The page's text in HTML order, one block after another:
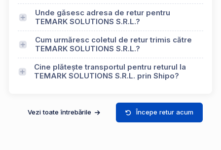
Unde găsesc adresa de retur pentru
TEMARK SOLUTIONS S.R.L.?
Cum urmăresc coletul de retur trimis către
TEMARK SOLUTIONS S.R.L.?
Cine plătește transportul pentru returul la
TEMARK SOLUTIONS S.R.L. prin Shipo?
Vezi toate întrebările Începe retur acum